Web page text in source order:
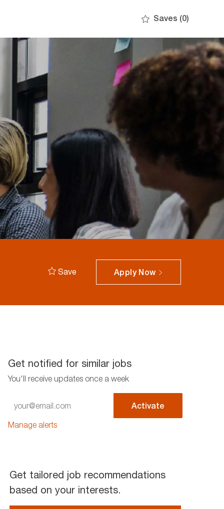
Saves (0)
Save Apply Now
Get notified for similar jobs
You'll receive updates once a week
Email
address
Activate
Manage alerts
Get tailored job recommendations
based on your interests.